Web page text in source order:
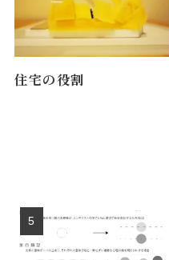
住宅の役割